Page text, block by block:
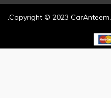
Copyright © 2023